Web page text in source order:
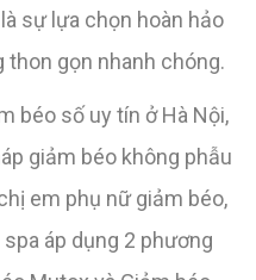
sự lựa chọn hoàn hảo
thon gọn nhanh chóng.
béo số uy tín ở Hà Nội,
giảm béo không phẫu
em phụ nữ giảm béo,
áp dụng 2 phương